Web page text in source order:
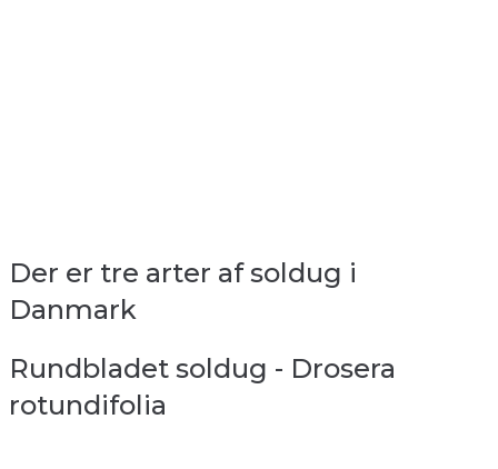
Der er tre arter af soldug i
Danmark
Rundbladet soldug - Drosera
rotundifolia